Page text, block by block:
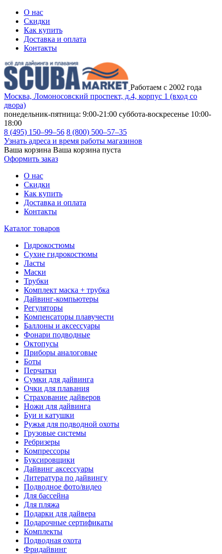
О нас
Скидки
Как купить
Доставка и оплата
Контакты
Работаем с 2002 года
Москва, Ломоносовский проспект, д.4, корпус 1 (вход со
двора)
понедельник-пятница: 9:00-21:00 суббота-воскресенье 10:00-
18:00
8 (495) 150–99–56 8 (800) 500–57–35
Узнать адреса и время работы магазинов
Ваша корзина Ваша корзина пуста
Оформить заказ
О нас
Скидки
Как купить
Доставка и оплата
Контакты
Каталог товаров
Гидрокостюмы
Сухие гидрокостюмы
Ласты
Маски
Трубки
Комплект маска + трубка
Дайвинг-компьютеры
Регуляторы
Компенсаторы плавучести
Баллоны и аксессуары
Фонари подводные
Октопусы
Приборы аналоговые
Боты
Перчатки
Сумки для дайвинга
Очки для плавания
Страхование дайверов
Ножи для дайвинга
Буи и катушки
Ружья для подводной охоты
Грузовые системы
Ребризеры
Компрессоры
Буксировщики
Дайвинг аксессуары
Литература по дайвингу
Подводное фото/видео
Для бассейна
Для пляжа
Подарки для дайвера
Подарочные сертификаты
Комплекты
Подводная охота
Фридайвинг